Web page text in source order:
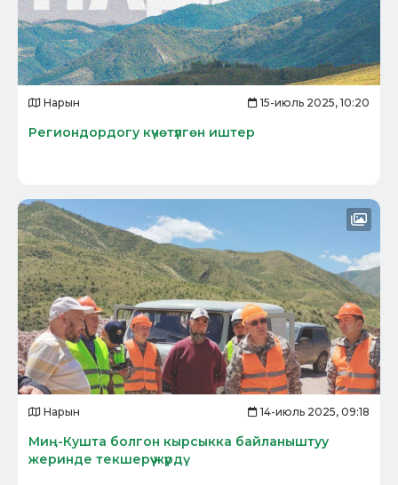
help
you
navigate
and
content.
Нарын 15-июль 2025, 10:20
Региондордогу күчөтүлгөн иштер
Нарын 14-июль 2025, 09:18
Миң-Кушта болгон кырсыкка байланыштуу
жеринде текшерүү жүрдү